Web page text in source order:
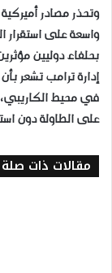
وتحذر مصادر
واسعة على استقرار
بحلفاء دوليين
إدارة ترامب تشعر
في محيط الكاريبي،
على الطاولة دون
مقالات ذات صلة